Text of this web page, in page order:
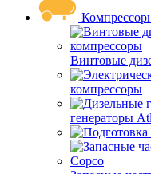
Винтовые
компрессоры
генераторы